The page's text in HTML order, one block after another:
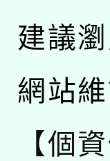
建議
網站
【個